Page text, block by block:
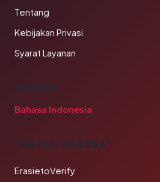
Tentang
Kebijakan Privasi
Syarat Layanan
BAHASA
Bahasa Indonesia
TAUTAN SAHABAT
ErasietoVerify